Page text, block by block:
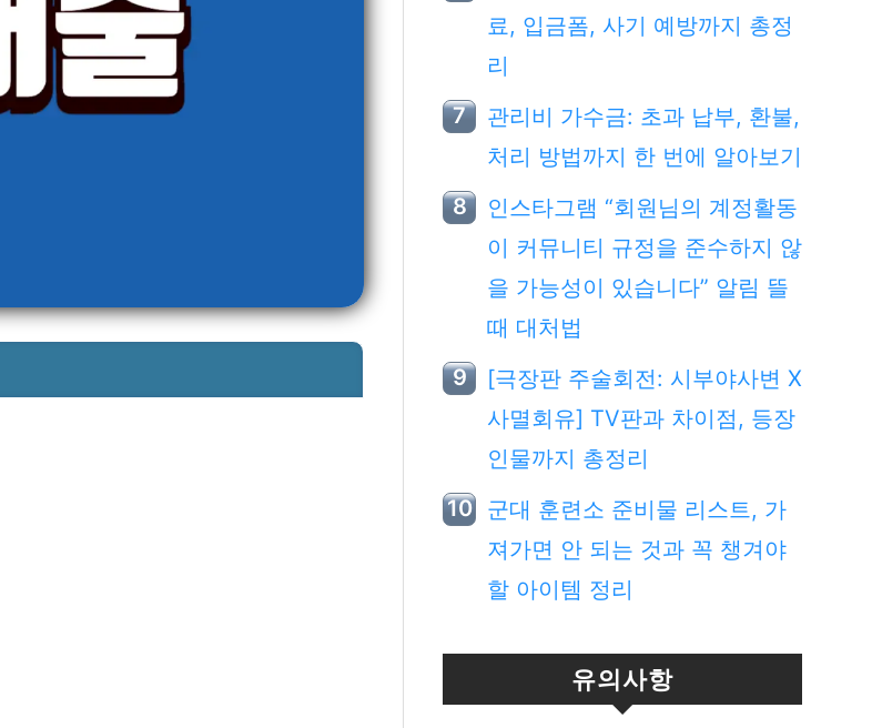
료, 입금폼, 사기 예방까지 총정
리
관리비 가수금: 초과 납부, 환불,
처리 방법까지 한 번에 알아보기
인스타그램 “회원님의 계정활동
이 커뮤니티 규정을 준수하지 않
을 가능성이 있습니다” 알림 뜰
때 대처법
[극장판 주술회전: 시부야사변 X
사멸회유] TV판과 차이점, 등장
인물까지 총정리
군대 훈련소 준비물 리스트, 가
져가면 안 되는 것과 꼭 챙겨야
할 아이템 정리
유의사항